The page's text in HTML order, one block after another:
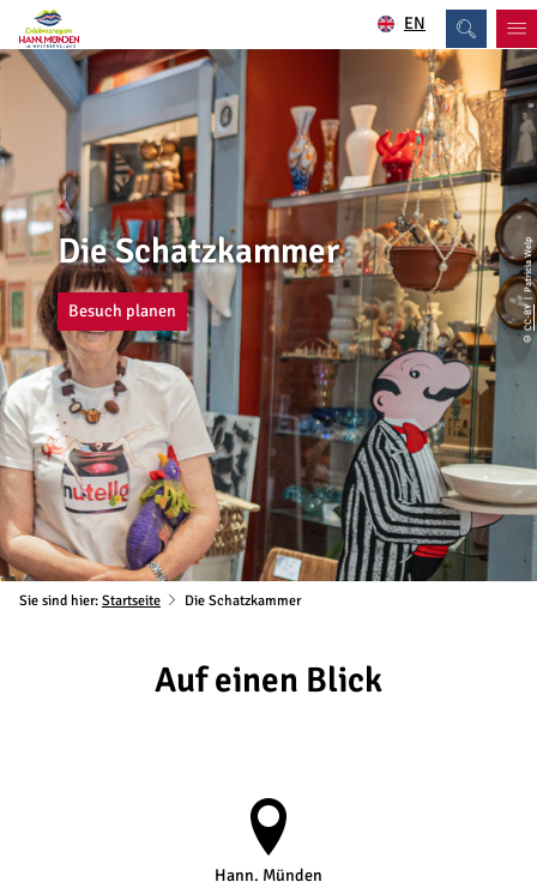
EN
©
CC-BY
| Patricia Welp
Die Schatzkammer
Besuch planen
Sie sind hier: Startseite Die Schatzkammer
Auf einen Blick
Hann. Münden